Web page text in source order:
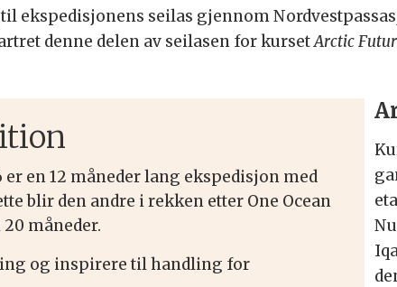
ekspedisjonens seilas gjennom
denne delen av seilasen for kursetArctic
er en 12 måneder lang ekspedisjon med
blir den andre i rekken etter One Ocean
måneder.
og inspirere til handling for